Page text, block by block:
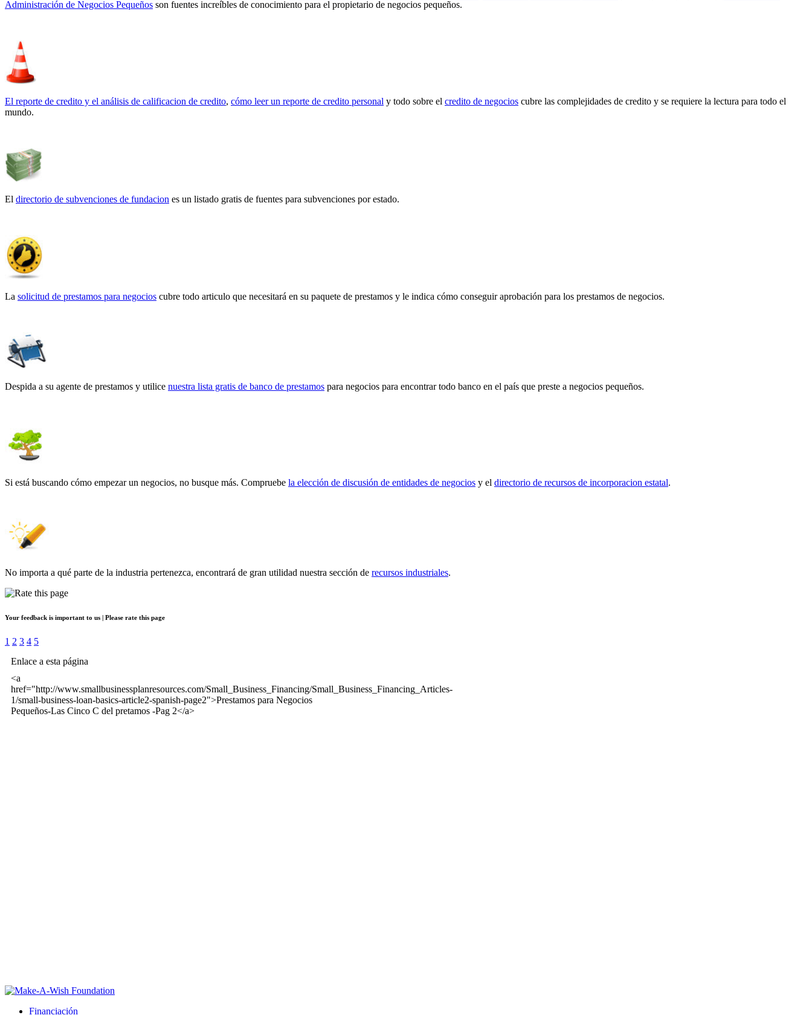
Administración de Negocios Pequeños son fuentes increíbles de conocimiento para el propietario de negocios pequeños.
El reporte de credito y el análisis de calificacion de credito, cómo leer un reporte de credito personal y todo sobre el credito de negocios cubre las complejidades de credito y se requiere la lectura para todo el
mundo.
El directorio de subvenciones de fundacion es un listado gratis de fuentes para subvenciones por estado.
La solicitud de prestamos para negocios cubre todo articulo que necesitará en su paquete de prestamos y le indica cómo conseguir aprobación para los prestamos de negocios.
Despida a su agente de prestamos y utilice nuestra lista gratis de banco de prestamos para negocios para encontrar todo banco en el país que preste a negocios pequeños.
Si está buscando cómo empezar un negocios, no busque más. Compruebe la elección de discusión de entidades de negocios y el directorio de recursos de incorporacion estatal.
No importa a qué parte de la industria pertenezca, encontrará de gran utilidad nuestra sección de recursos industriales.
Your feedback is important to us | Please rate this page
1 2 3 4 5
Enlace a esta página
<a
href="http://www.smallbusinessplanresources.com/Small_Business_Financing/Small_Business_Financing_Articles-
1/small-business-loan-basics-article2-spanish-page2">Prestamos para Negocios
Pequeños-Las Cinco C del pretamos -Pag 2</a>
Financiación